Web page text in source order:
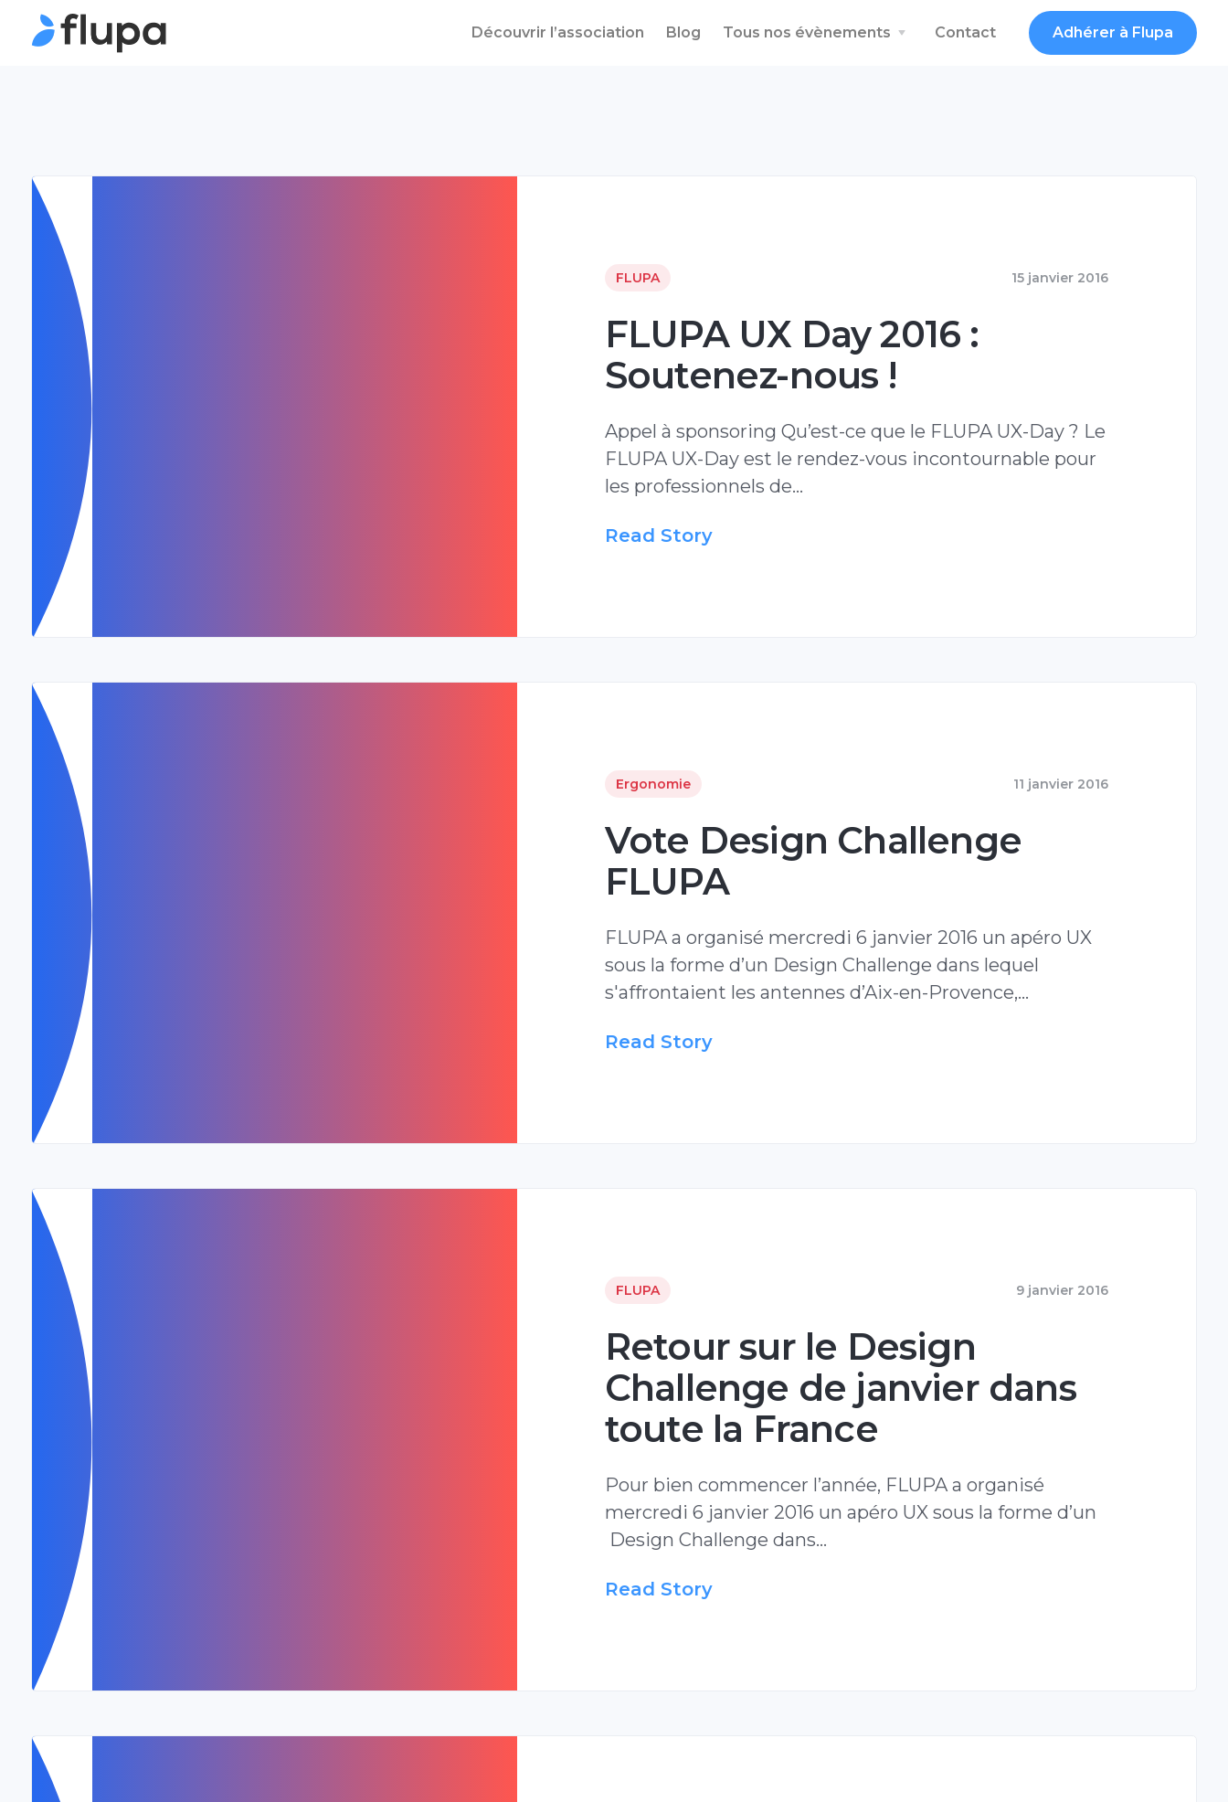
Adhérer à Flupa
Découvrir l’association Blog Tous nos évènements Contact
FLUPA 15 janvier 2016
FLUPA UX Day 2016 :
Soutenez-nous !
Appel à sponsoring Qu’est-ce que le FLUPA UX-Day ? Le
FLUPA UX-Day est le rendez-vous incontournable pour
les professionnels de…
Read Story
Ergonomie 11 janvier 2016
Vote Design Challenge
FLUPA
FLUPA a organisé mercredi 6 janvier 2016 un apéro UX
sous la forme d’un Design Challenge dans lequel
s'affrontaient les antennes d’Aix-en-Provence,…
Read Story
FLUPA 9 janvier 2016
Retour sur le Design
Challenge de janvier dans
toute la France
Pour bien commencer l’année, FLUPA a organisé
mercredi 6 janvier 2016 un apéro UX sous la forme d’un
Design Challenge dans…
Read Story